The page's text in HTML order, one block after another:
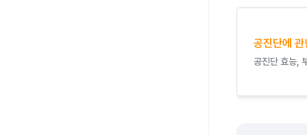
공진단에
공진단 효능,